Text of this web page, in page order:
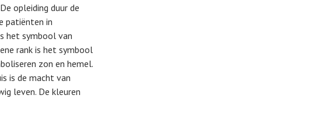
opleiding duur de
patiënten in
het symbool van
rank is het symbool
zon en hemel.
is de macht van
leven. De kleuren